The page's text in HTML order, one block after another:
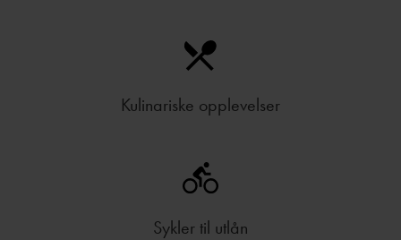
Kulinariske opplevelser
Sykler til utlån